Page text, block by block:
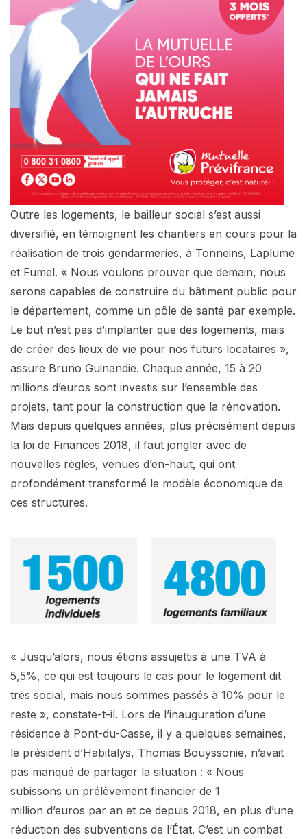
Outre les logements, le bailleur social s’est aussi
diversifié, en témoignent les chantiers en cours pour la
réalisation de trois gendarmeries, à Tonneins, Laplume
et Fumel. « Nous voulons prouver que demain, nous
serons capables de construire du bâtiment public pour
le département, comme un pôle de santé par exemple.
Le but n’est pas d’implanter que des logements, mais
de créer des lieux de vie pour nos futurs locataires »,
assure Bruno Guinandie. Chaque année, 15 à 20
millions d’euros sont investis sur l’ensemble des
projets, tant pour la construction que la rénovation.
Mais depuis quelques années, plus précisément depuis
la loi de Finances 2018, il faut jongler avec de
nouvelles règles, venues d’en-haut, qui ont
profondément transformé le modèle économique de
ces structures.
« Jusqu’alors, nous étions assujettis à une TVA à
5,5%, ce qui est toujours le cas pour le logement dit
très social, mais nous sommes passés à 10% pour le
reste », constate-t-il. Lors de l’inauguration d’une
résidence à Pont-du-Casse, il y a quelques semaines,
le président d’Habitalys, Thomas Bouyssonie, n’avait
pas manqué de partager la situation : « Nous
subissons un prélèvement financier de 1
million d’euros par an et ce depuis 2018, en plus d’une
réduction des subventions de l’État. C’est un combat